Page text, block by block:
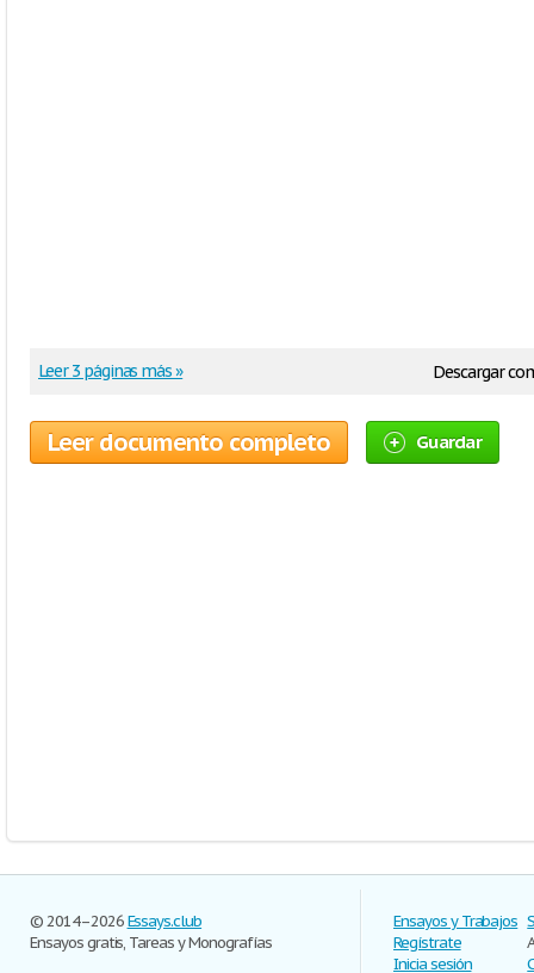
Descargar
Leer 3 páginas más »
Leer documento completo Guardar
© 2014–2026Essays.club
Ensayos gratis, Tareas y Monografías
Ensayos y Trabajos
Regístrate
Inicia sesión